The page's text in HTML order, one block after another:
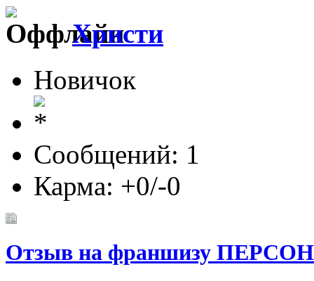
Христи
Новичок
Сообщений: 1
Карма: +0/-0
Отзыв на франшизу